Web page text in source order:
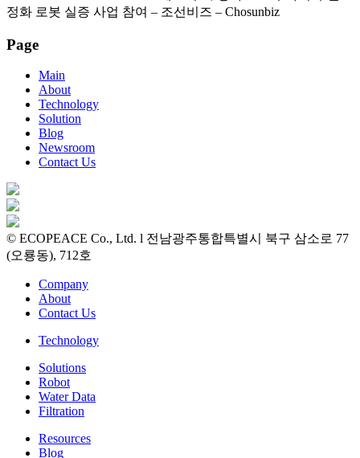
정화 로봇 실증 사업 참여 – 조선비즈 – Chosunbiz
Page
Main
About
Technology
Solution
Blog
Newsroom
Contact Us
© ECOPEACE Co., Ltd. l 전남광주통합특별시 북구 삼소로 77
(오룡동), 712호
Company
About
Contact Us
Technology
Solutions
Robot
Water Data
Filtration
Resources
Blog